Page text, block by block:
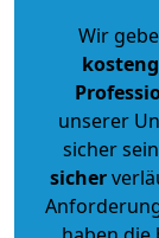
Wir
unserer
sicher
sicher